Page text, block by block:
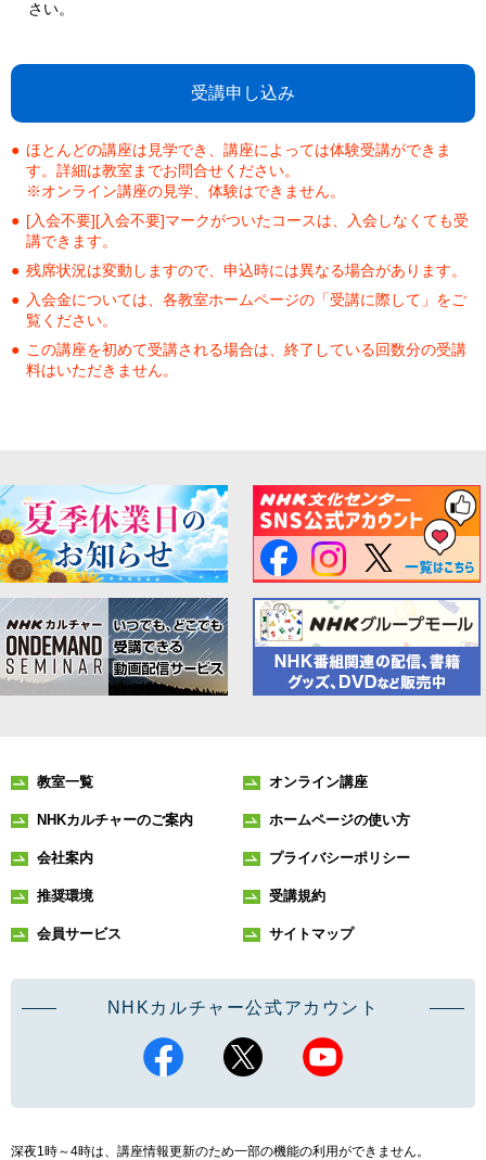
さい。
受講申し込み
ほとんどの講座は見学でき、講座によっては体験受講ができま
す。詳細は教室までお問合せください。
※オンライン講座の見学、体験はできません。
[入会不要][入会不要]マークがついたコースは、入会しなくても受
講できます。
残席状況は変動しますので、申込時には異なる場合があります。
入会金については、各教室ホームページの「受講に際して」をご
覧ください。
この講座を初めて受講される場合は、終了している回数分の受講
料はいただきません。
教室一覧 オンライン講座
NHKカルチャーのご案内 ホームページの使い方
会社案内 プライバシーポリシー
推奨環境 受講規約
会員サービス サイトマップ
NHKカルチャー公式アカウント
深夜1時～4時は、講座情報更新のため一部の機能の利用ができません。